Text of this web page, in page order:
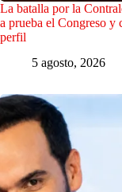
La batalla por la
a prueba el Congreso y
perfil
5 agosto, 2026